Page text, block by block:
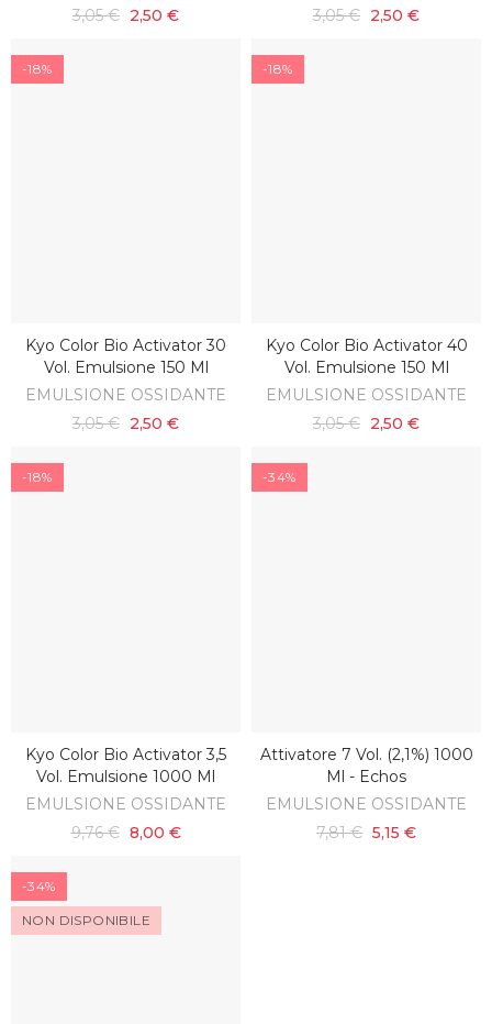
3,05 € 2,50 € 3,05 € 2,50 €
-18%
AGGIUNGI AL CARRELLO
Kyo Color Bio Activator 30
Vol. Emulsione 150 Ml
EMULSIONE OSSIDANTE
3,05 € 2,50 €
-18%
AGGIUNGI AL CARRELLO
Kyo Color Bio Activator 40
Vol. Emulsione 150 Ml
EMULSIONE OSSIDANTE
3,05 € 2,50 €
-18%
AGGIUNGI AL CARRELLO
Kyo Color Bio Activator 3,5
Vol. Emulsione 1000 Ml
EMULSIONE OSSIDANTE
9,76 € 8,00 €
-34%
AGGIUNGI AL CARRELLO
Attivatore 7 Vol. (2,1%) 1000
Ml - Echos
EMULSIONE OSSIDANTE
7,81 € 5,15 €
-34%
NON DISPONIBILE